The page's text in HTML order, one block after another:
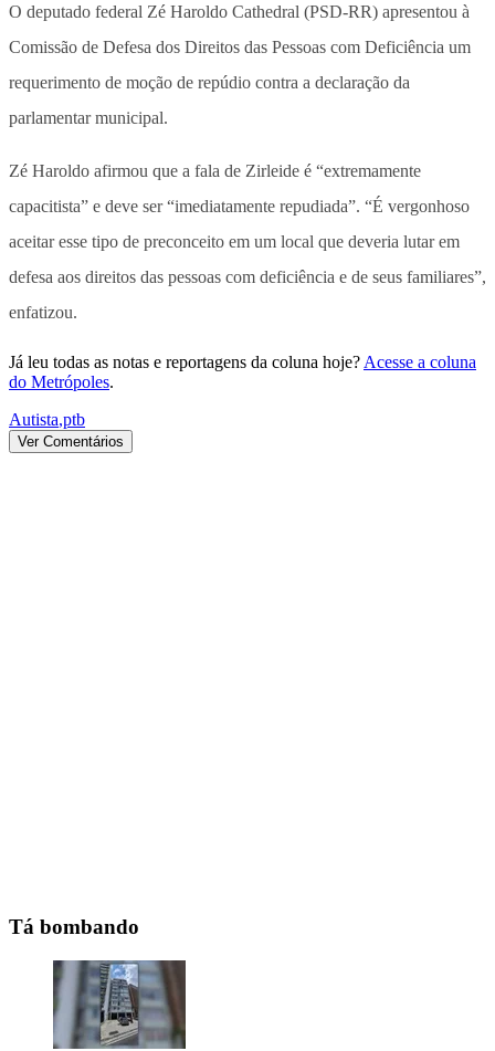
O deputado federal Zé Haroldo Cathedral (PSD-RR) apresentou à
Comissão de Defesa dos Direitos das Pessoas com Deficiência um
requerimento de moção de repúdio contra a declaração da
parlamentar municipal.
Zé Haroldo afirmou que a fala de Zirleide é “extremamente
capacitista” e deve ser “imediatamente repudiada”. “É vergonhoso
aceitar esse tipo de preconceito em um local que deveria lutar em
defesa aos direitos das pessoas com deficiência e de seus familiares”,
enfatizou.
Já leu todas as notas e reportagens da coluna hoje? Acesse a coluna
do Metrópoles.
Autista,ptb
Ver Comentários
Tá bombando